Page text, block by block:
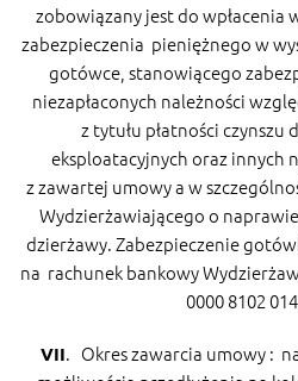
zobowiązany jest do wpłacenia
zabezpieczenia pieniężnego w
gotówce, stanowiącego
niezapłaconych należności
z tytułu płatności czynszu
eksploatacyjnych oraz innych
z zawartej umowy a w
Wydzierżawiającego o
dzierżawy. Zabezpieczenie
na rachunek bankowy
0000 8102
VII. Okres zawarcia umowy :